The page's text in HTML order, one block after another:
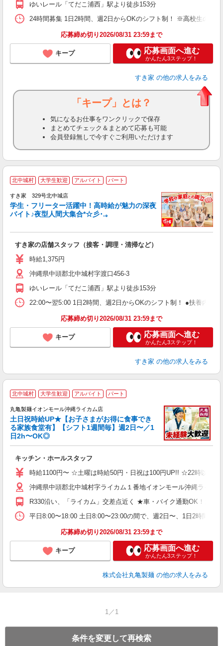
ゆいレール「てだこ浦西」駅より徒歩153分
24時間募集 1日2時間、週2日からOKのシフト制！ ※高校生のシ
応募締め切り2026/08/31 23:59まで
キープ 応募画面へ進む
かんたん3ステップ！
すき家 の他の求人をみる
「キープ」とは？
気になるお仕事をワンクリックで保存
まとめてチェック＆まとめて応募も可能
会員登録無しで今すぐご利用いただけます
北中城村 大学生歓迎 アルバイト パート
すき家 329号北中城店
学生・フリーター活躍中！高時給が魅力の深夜
バイト♪夜型人間大集合*☆彡･.｡
すき家の店舗スタッフ（接客・調理・清掃など）
時給1,375円
沖縄県中頭郡北中城村字渡口456-3
ゆいレール「てだこ浦西」駅より徒歩153分
22:00〜翌5:00 1日2時間、週2日からOKのシフト制！ ●扶養内勤務
応募締め切り2026/08/31 23:59まで
キープ 応募画面へ進む
かんたん3ステップ！
すき家 の他の求人をみる
北中城村 大学生歓迎 アルバイト パート
丸亀製麺イオンモール沖縄ライカム店
土日祝時給UP★【お子さまがお得に食事でき
る家族食堂有】【シフト1週間毎】週2日〜／1
日2h〜OK◎
キッチン・ホールスタッフ
時給1100円〜 ☆土曜は時給50円・日祝は100円UP!! ☆22時以降は
沖縄県中頭郡北中城村字ライカム１番地イオンモール沖縄ライカ
R330沿い、「ライカム」交差点近く ★車・バイク通勤OK！ガ
平日8:00〜18:00 土日8:00〜23:00の間で、週2日〜、1日2時間
応募締め切り2026/08/31 23:59まで
キープ 応募画面へ進む
かんたん3ステップ！
株式会社丸亀製麺 の他の求人をみる
1／1
条件を変更して再検索